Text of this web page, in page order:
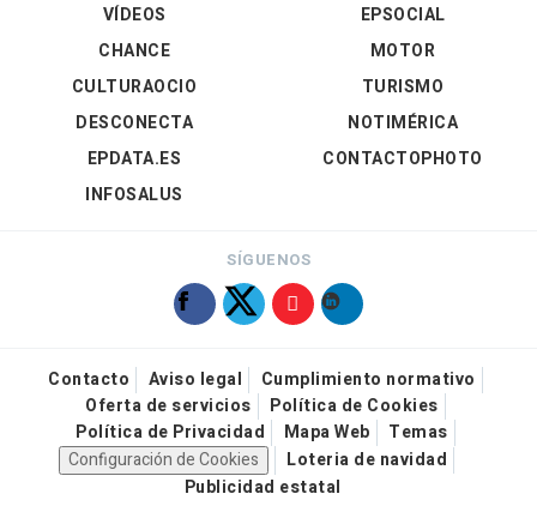
VÍDEOS
EPSOCIAL
CHANCE
CULTURAOCIO
DESCONECTA
EPDATA.ES
INFOSALUS
MOTOR
TURISMO
NOTIMÉRICA
CONTACTOPHOTO
SÍGUENOS
Contacto Aviso legal
Cumplimiento normativo
Oferta de servicios
Política de Cookies
Política de Privacidad
Mapa Web
Temas
Configuración de Cookies
Loteria de navidad
Publicidad estatal